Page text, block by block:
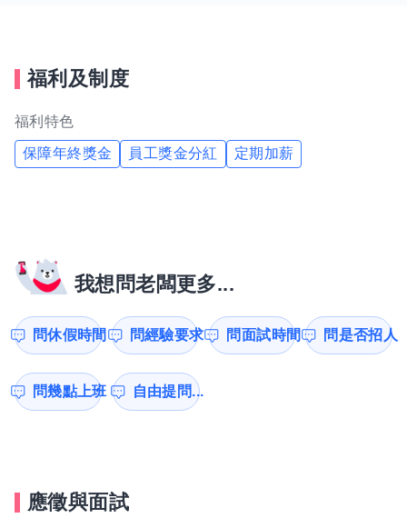
福利及制度
福利特色
保障年終獎金 員工獎金分紅 定期加薪
我想問老闆更多...
問休假時間 問經驗要求 問面試時間 問是否招人
問幾點上班 自由提問...
應徵與面試